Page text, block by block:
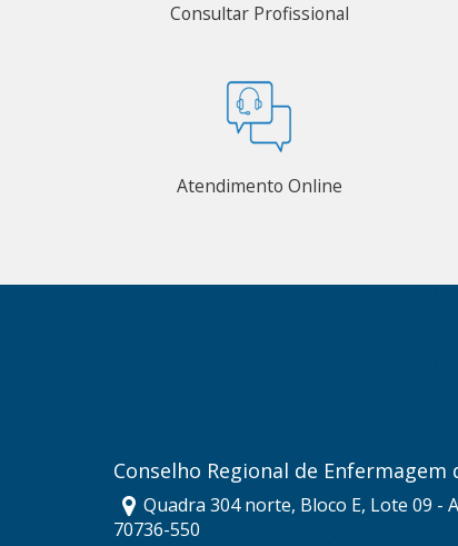
Consultar Profissional
Atendimento Online
Conselho Regional de
Quadra 304 norte, Bloco E, Lote 09 -
70736-550